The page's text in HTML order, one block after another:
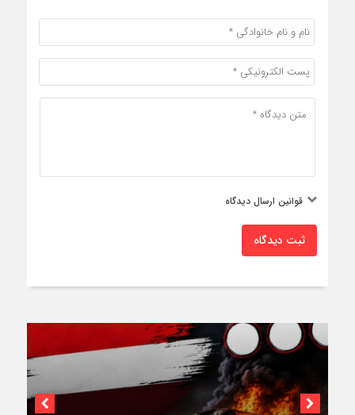
قوانین ارسال دیدگاه
ثبت دیدگاه